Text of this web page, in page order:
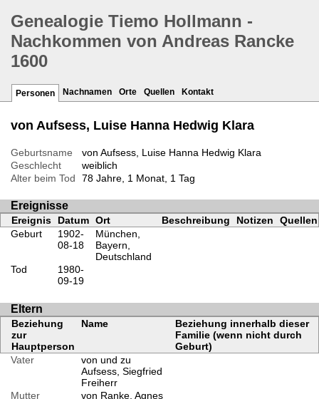
Genealogie Tiemo Hollmann -
Nachkommen von Andreas Rancke
1600
Personen Nachnamen Orte Quellen Kontakt
von Aufsess, Luise Hanna Hedwig Klara
Geburtsname
von Aufsess, Luise Hanna Hedwig Klara
Geschlecht
weiblich
Alter beim Tod
78 Jahre, 1 Monat, 1 Tag
Ereignisse
Ereignis Datum Ort Beschreibung Notizen
Quellen
Geburt
1902-
08-18
München,
Bayern,
Deutschland
Tod
1980-
09-19
Eltern
Beziehung
zur
Hauptperson
Name
Beziehung innerhalb dieser
Familie (wenn nicht durch
Geburt)
Vater
von und zu
Aufsess, Siegfried
Freiherr
Mutter
von Ranke, Agnes